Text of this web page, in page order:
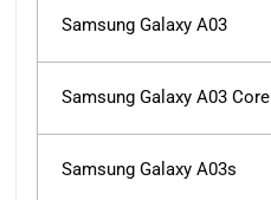
Samsung Galaxy A03
Samsung Galaxy A03 Core
Samsung Galaxy A03s